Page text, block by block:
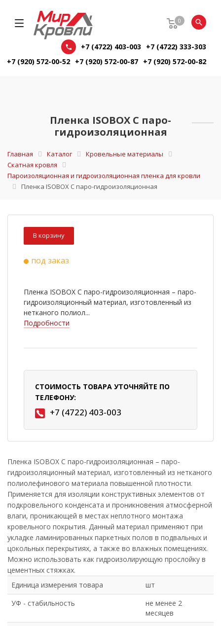
0
+7 (4722) 403-003
+7 (4722) 333-303
+7 (920) 572-00-52 +7 (920) 572-00-87 +7 (920) 572-00-82
Пленка ISOBOX С паро-
гидроизоляционная
Главная Каталог
Кровельные материалы
Скатная кровля
Пароизоляционная и гидроизоляционная пленка для кровли
Пленка ISOBOX С паро-гидроизоляционная
В корзину
под заказ
Пленка ISOBOX С паро-гидроизоляционная – паро-
гидроизоляционный материал, изготовленный из
нетканого полиол...
Подробности
СТОИМОСТЬ ТОВАРА УТОЧНЯЙТЕ ПО
ТЕЛЕФОНУ:
+7 (4722) 403-003
Пленка ISOBOX С паро-гидроизоляционная – паро-
гидроизоляционный материал, изготовленный из нетканого
полиолефинового материала повышенной плотности.
Применяется для изоляции конструктивных элементов от
подкровельного конденсата и проникновения атмосферной
влаги, проникающей в местах неплотного монтажа
кровельного покрытия. Данный материал применяют при
укладке ламинированных паркетных полов в подвальных и
цокольных перекрытиях, а также во влажных помещениях.
Можно использовать как гидроизолирующую прослойку в
цементных стяжках.
Единица измерения товара
шт
УФ - стабильность
не менее 2
месяцев